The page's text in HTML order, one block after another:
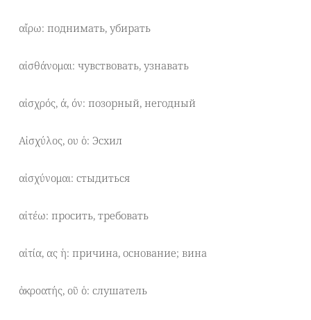
αἴρω: поднимать, убирать
αἰσθάνομαι: чувствовать, узнавать
αἰσχρός, ά, όν: позорный, негодный
Αἰσχύλος, ου ὁ: Эсхил
αἰσχύνομαι: стыдиться
αἰτέω: просить, требовать
αἰτία, ας ἡ: причина, основание; вина
ἀκροατής, οῦ ὁ: слушатель